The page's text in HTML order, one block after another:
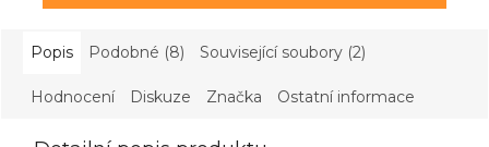
Popis Podobné (8) Související soubory (2)
Hodnocení Diskuze Značka Ostatní informace